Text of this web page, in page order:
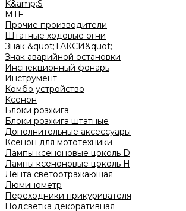
K&amp;S
MTF
Прочие производители
Штатные ходовые огни
Знак &quot;ТАКСИ&quot;
Знак аварийной остановки
Инспекционный фонарь
Инструмент
Комбо устройство
Ксенон
Блоки розжига
Блоки розжига штатные
Дополнительные аксессуары
Ксенон для мототехники
Лампы ксеноновые цоколь D
Лампы ксеноновые цоколь H
Лента светоотражающая
Люминометр
Переходники прикуривателя
Подсветка декоративная